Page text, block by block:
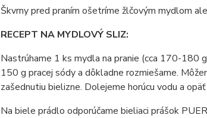
Škvrny pred praním ošetríme žlčovým mydlom
RECEPT NA MYDLOVÝ SLIZ:
Nastrúhame 1 ks mydla na pranie (cca 170-180
150 g pracej sódy a dôkladne rozmiešame.
zašednutiu bielizne. Dolejeme horúcu vodu a
Na biele prádlo odporúčame bieliaci prášok PUER